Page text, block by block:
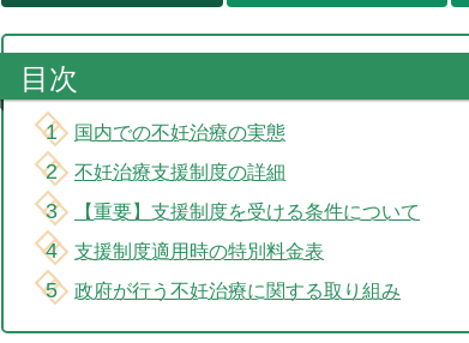
目次
国内での不妊治療の実態
不妊治療支援制度の詳細
【重要】支援制度を受ける条件について
支援制度適用時の特別料金表
政府が行う不妊治療に関する取り組み